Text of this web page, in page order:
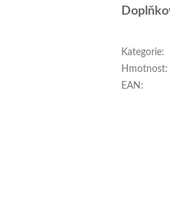
Kategorie:
Hmotnost:
EAN :